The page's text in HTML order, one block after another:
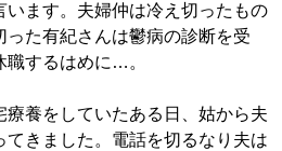
います。夫婦仲は冷え切ったもの
った有紀さんは鬱病の診断を受
職するはめに…。
養をしていたある日、姑から夫
てきました。電話を切るなり夫は